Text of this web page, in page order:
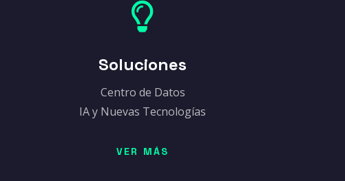

Soluciones
Centro de Datos
IA y Nuevas Tecnologías
VER MÁS